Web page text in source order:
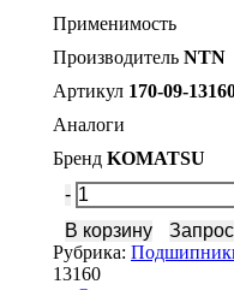
Применимость
Производитель NTN
Артикул 170-09-
Аналоги
Бренд KOMATSU
Количество
Подшипник
NTN
(Япония)
KOMATSU
В корзину
Рубрика:
13160